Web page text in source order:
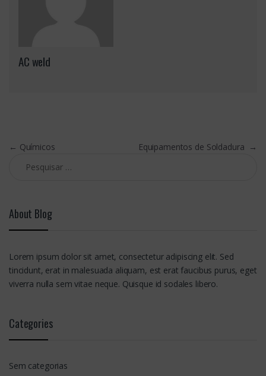
AC weld
Navegação de artigos
← Químicos Equipamentos de Soldadura →
About Blog
Lorem ipsum dolor sit amet, consectetur adipiscing elit. Sed
tincidunt, erat in malesuada aliquam, est erat faucibus purus, eget
viverra nulla sem vitae neque. Quisque id sodales libero.
Categories
Sem categorias